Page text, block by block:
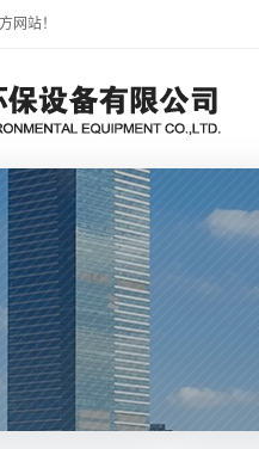
网站！